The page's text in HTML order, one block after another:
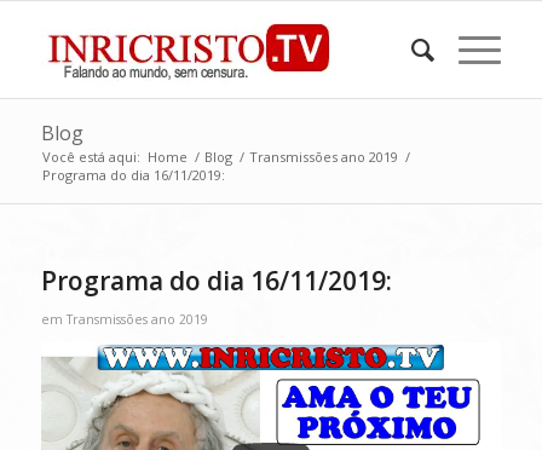
Blog
Você está aqui: Home / Blog / Transmissões ano 2019 /
Programa do dia 16/11/2019:
Programa do dia 16/11/2019:
emTransmissões ano 2019